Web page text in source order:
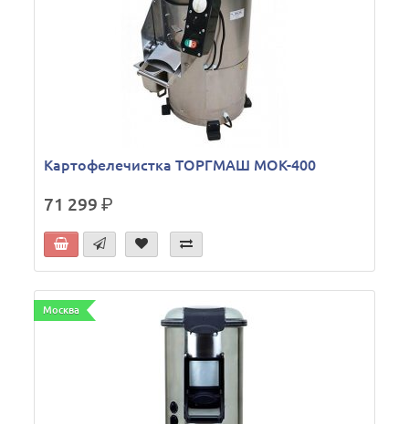
Картофелечистка ТОРГМАШ МОК-400
71 299р.
Москва